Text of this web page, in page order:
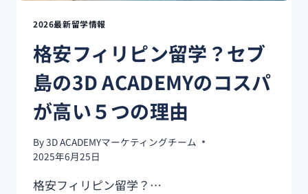
学
運
営
者
の
立
か
ら
予
想
2026最新留学情報
格安フィリピン留学？セブ
島の3D ACADEMYのコスパ
が高い５つの理由
By3D ACADEMYマーケティングチーム
2025年6月25日
格安フィリピン留学？…